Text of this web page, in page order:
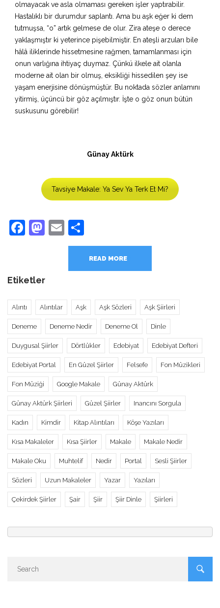
olmayacak ve asla olmaması gereken işler yaptırabilir.
Hastalıklı bir durumdur saplantı. Ama bu aşk eğer ki dem
tutmuşsa, “o” artık gelmese de olur. Zira ateşe o derece
yaklaşmıştır ki yeterince pişebilmiştir. En ateşli arzuları bile
hâlâ iliklerinde hissetmesine rağmen, tamamlanması için
onun varlığına ihtiyaç duymaz. Çünkü ilkele ait olanla
moderne ait olan bir olmuş, eksikliği hissedilen şey ise
yaşam enerjisine dönüşmüştür. Bu noktada sözler anlamını
yitirmiş, üçüncü bir göz açılmıştır. İşte o göz onun bütün
suskusunu görebilir!
Günay Aktürk
Tavsiye Makale: Ya Sev Ya Terk Et Mi?
Facebook
Mastodon
Email
READ MORE
Etiketler
Alıntı Alıntılar Aşk Aşk Sözleri Aşk Şiirleri
Deneme Deneme Nedir Deneme Ol Dinle
Duygusal Şiirler Dörtlükler Edebiyat Edebiyat Defteri
Edebiyat Portal En Güzel Şiirler Felsefe Fon Müzikleri
Fon Müziği Google Makale Günay Aktürk
Günay Aktürk Şiirleri Güzel Şiirler Inancını Sorgula
Kadın Kimdir Kitap Alıntıları Köşe Yazıları
Kısa Makaleler Kısa Şiirler Makale Makale Nedir
Makale Oku Muhtelif Nedir Portal Sesli Şiirler
Sözleri Uzun Makaleler Yazar Yazıları
Çekirdek Şiirler Şair Şiir Şiir Dinle Şiirleri